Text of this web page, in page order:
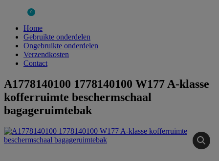
0
Home
Gebruikte onderdelen
Ongebruikte onderdelen
Verzendkosten
Contact
A1778140100 1778140100 W177 A-klasse
kofferruimte beschermschaal
bagageruimtebak